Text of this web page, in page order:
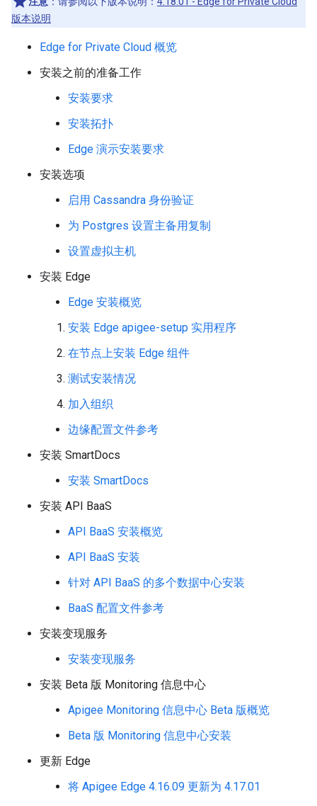
版本说明
Edge for Private Cloud 概览
安装之前的准备工作
安装要求
安装拓扑
Edge 演示安装要求
安装选项
启用 Cassandra 身份验证
为 Postgres 设置主备用复制
设置虚拟主机
安装 Edge
Edge 安装概览
安装 Edge apigee-setup 实用程序
在节点上安装 Edge 组件
测试安装情况
加入组织
边缘配置文件参考
安装 SmartDocs
安装 SmartDocs
安装 API BaaS
API BaaS 安装概览
API BaaS 安装
针对 API BaaS 的多个数据中心安装
BaaS 配置文件参考
安装变现服务
安装变现服务
安装 Beta 版 Monitoring 信息中心
Apigee Monitoring 信息中心 Beta 版概览
Beta 版 Monitoring 信息中心安装
更新 Edge
将 Apigee Edge 4.16.09 更新为 4.17.01